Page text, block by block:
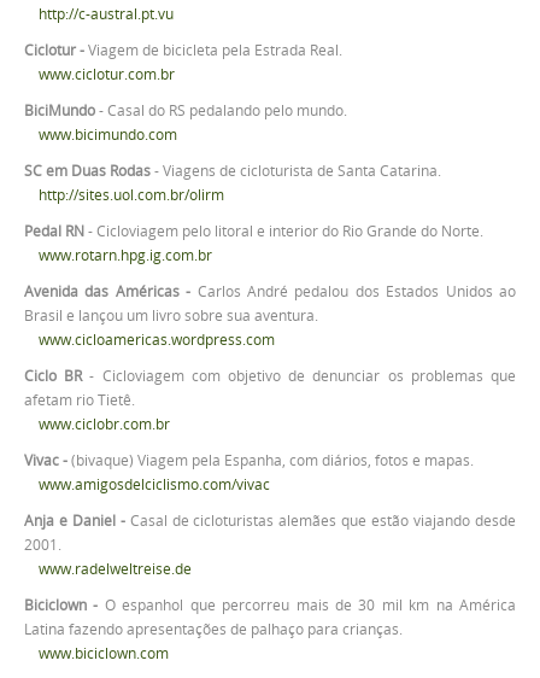
http://c-austral.pt.vu
Ciclotur -Viagem de bicicleta pela Estrada Real.
www.ciclotur.com.br
BiciMundo- Casal do RS pedalando pelo mundo.
www.bicimundo.com
SC em Duas Rodas- Viagens de cicloturista de Santa Catarina.
http://sites.uol.com.br/olirm
Pedal RN- Cicloviagem pelo litoral e interior do Rio Grande do Norte.
www.rotarn.hpg.ig.com.br
Avenida das Américas - Carlos André pedalou dos Estados Unidos ao
Brasil e lançou um livro sobre sua aventura.
www.cicloamericas.wordpress.com
Ciclo BR- Cicloviagem com objetivo de denunciar os problemas que
afetam rio Tietê.
www.ciclobr.com.br
Vivac -(bivaque) Viagem pela Espanha, com diários, fotos e mapas.
www.amigosdelciclismo.com/vivac
Anja e Daniel - Casal de cicloturistas alemães que estão viajando desde
2001.
www.radelweltreise.de
Biciclown - O espanhol que percorreu mais de 30 mil km na América
Latina fazendo apresentações de palhaço para crianças.
www.biciclown.com